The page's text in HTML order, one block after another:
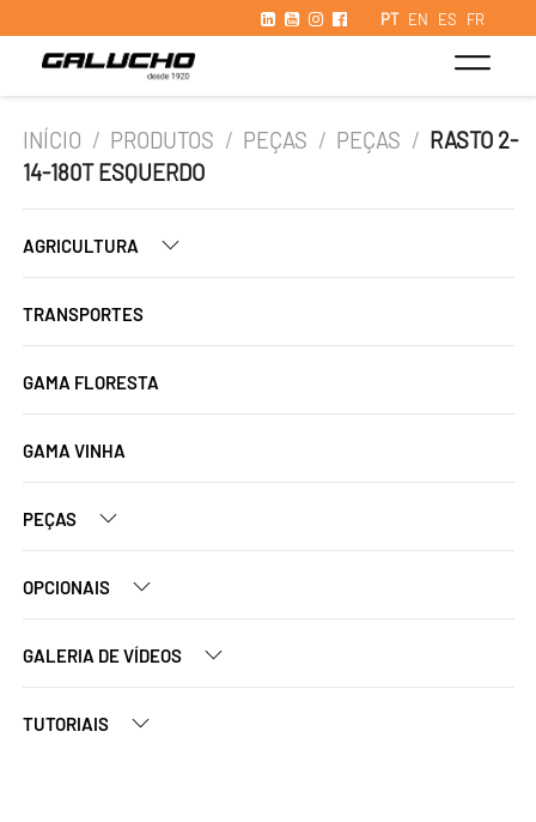
PT EN ES FR
INÍCIO / PRODUTOS / PEÇAS / PEÇAS / RASTO 2-
14-180T ESQUERDO
AGRICULTURA
TRANSPORTES
GAMA FLORESTA
GAMA VINHA
PEÇAS
OPCIONAIS
GALERIA DE VÍDEOS
TUTORIAIS